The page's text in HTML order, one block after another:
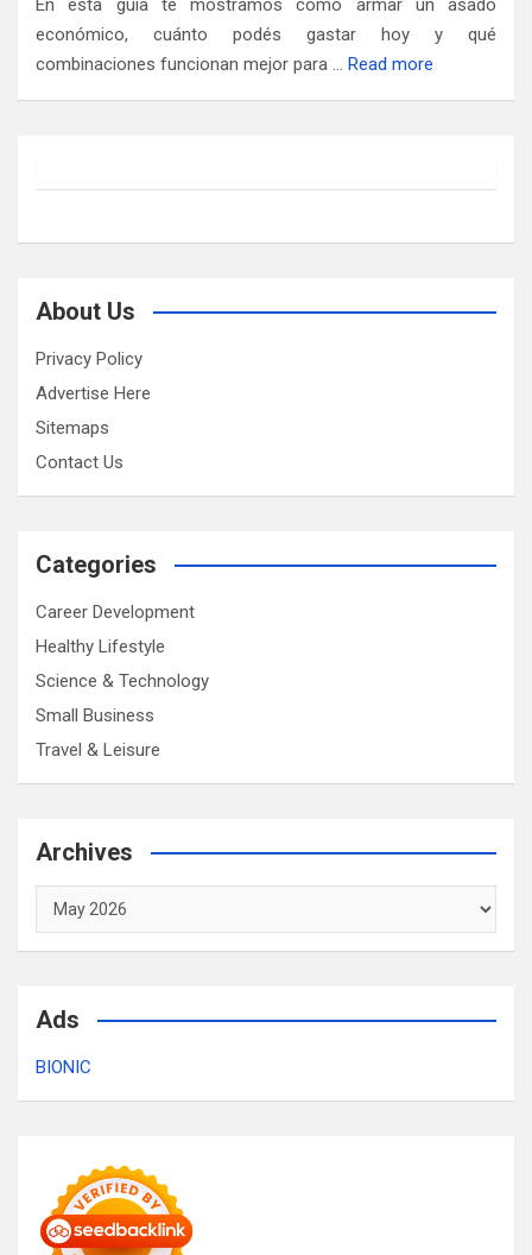
En esta guía te mostramos cómo armar un asado
económico, cuánto podés gastar hoy y qué
combinaciones funcionan mejor para … Read more
About Us
Privacy Policy
Advertise Here
Sitemaps
Contact Us
Categories
Career Development
Healthy Lifestyle
Science & Technology
Small Business
Travel & Leisure
Archives
Archives
Ads
BIONIC